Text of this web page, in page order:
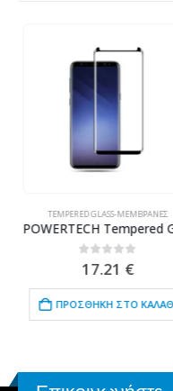
TEMPERED GLASS-ΜΕΜΒΡΆΝΕΣ
out of 5
17.21 €
ΠΡΟΣΘΉΚΗ ΣΤΟ ΚΑΛΆΘΙ